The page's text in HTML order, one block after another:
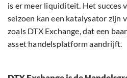
is er meer liquiditeit. Het succes
seizoen kan een katalysator zijn
zoals DTX Exchange, dat een
asset handelsplatform aandrijft.